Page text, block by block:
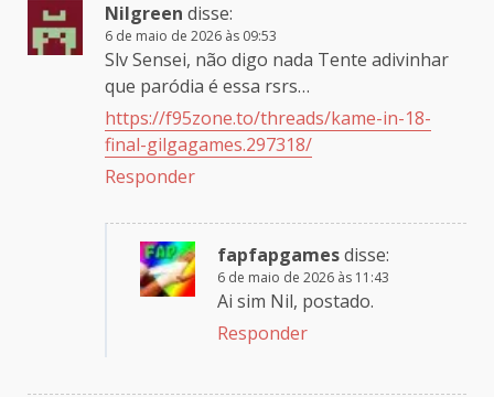
Nilgreen disse:
6 de maio de 2026 às 09:53
Slv Sensei, não digo nada Tente adivinhar
que paródia é essa rsrs…
https://f95zone.to/threads/kame-in-18-
final-gilgagames.297318/
Responder
fapfapgamesdisse:
6 de maio de 2026 às 11:43
Ai sim Nil, postado.
Responder